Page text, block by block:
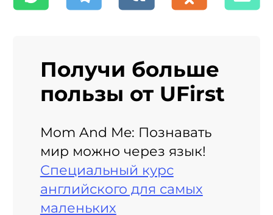
Получи больше
пользы от UFirst
Mom And Me: Познавать
мир можно через язык!
Специальный курс
английского для самых
маленьких